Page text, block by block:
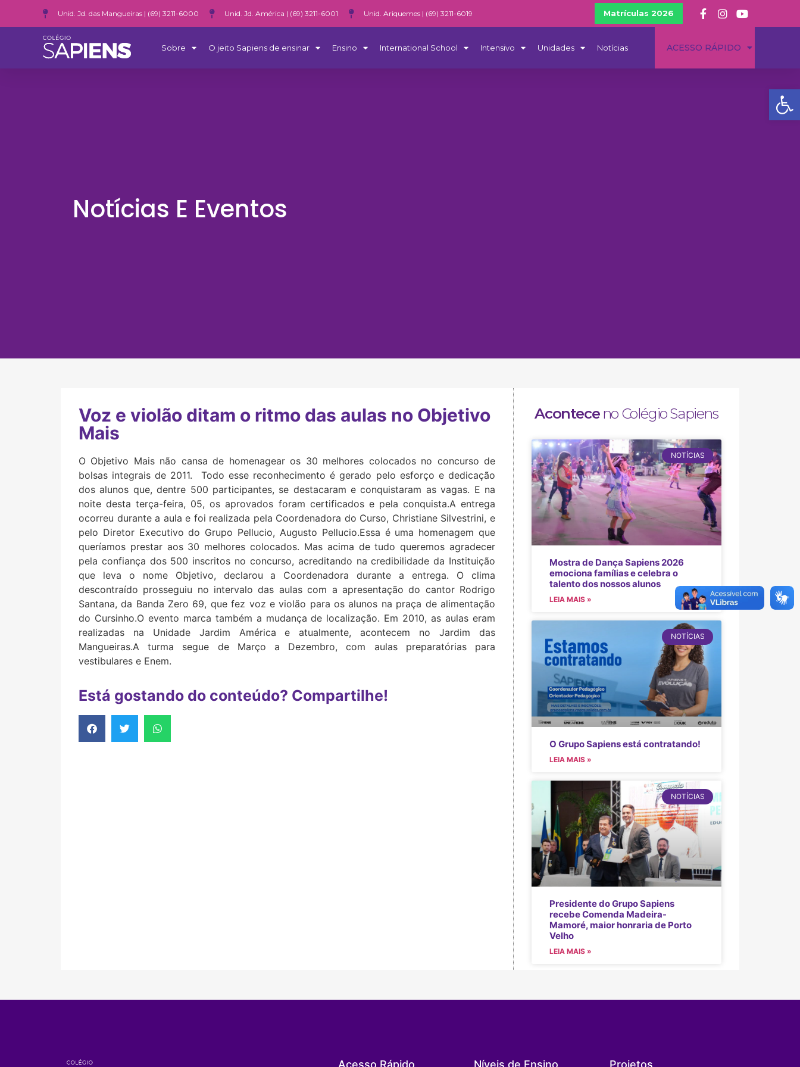
Unid. Jd. das Mangueiras | (69) 3211-6000 Unid. Jd. América | (69) 3211-6001 Unid. Ariquemes | (69) 3211-6019 Matrículas 2026
Sobre O jeito Sapiens de ensinar Ensino International School Intensivo Unidades Notícias ACESSO RÁPIDO
Notícias E Eventos
Voz e violão ditam o ritmo das aulas no Objetivo
Mais
O Objetivo Mais não cansa de homenagear os 30 melhores colocados no concurso de
bolsas integrais de 2011. Todo esse reconhecimento é gerado pelo esforço e dedicação
dos alunos que, dentre 500 participantes, se destacaram e conquistaram as vagas. E na
noite desta terça-feira, 05, os aprovados foram certificados e pela conquista.A entrega
ocorreu durante a aula e foi realizada pela Coordenadora do Curso, Christiane Silvestrini, e
pelo Diretor Executivo do Grupo Pellucio, Augusto Pellucio.Essa é uma homenagem que
queríamos prestar aos 30 melhores colocados. Mas acima de tudo queremos agradecer
pela confiança dos 500 inscritos no concurso, acreditando na credibilidade da Instituição
que leva o nome Objetivo, declarou a Coordenadora durante a entrega. O clima
descontraído prosseguiu no intervalo das aulas com a apresentação do cantor Rodrigo
Santana, da Banda Zero 69, que fez voz e violão para os alunos na praça de alimentação
do Cursinho.O evento marca também a mudança de localização. Em 2010, as aulas eram
realizadas na Unidade Jardim América e atualmente, acontecem no Jardim das
Mangueiras.A turma segue de Março a Dezembro, com aulas preparatórias para
vestibulares e Enem.
Está gostando do conteúdo? Compartilhe!
Aconteceno Colégio Sapiens
NOTÍCIAS
Mostra de Dança Sapiens 2026
emociona famílias e celebra o
talento dos nossos alunos
LEIA MAIS »
NOTÍCIAS
O Grupo Sapiens está contratando!
LEIA MAIS »
NOTÍCIAS
Presidente do Grupo Sapiens
recebe Comenda Madeira-
Mamoré, maior honraria de Porto
Velho
LEIA MAIS »